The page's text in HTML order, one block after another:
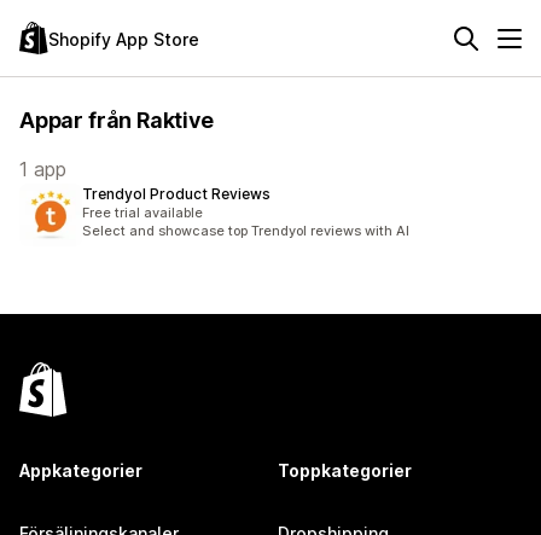
Shopify App Store
Appar från Raktive
1 app
Trendyol Product Reviews
Free trial available
Select and showcase top Trendyol reviews with AI
Appkategorier Toppkategorier